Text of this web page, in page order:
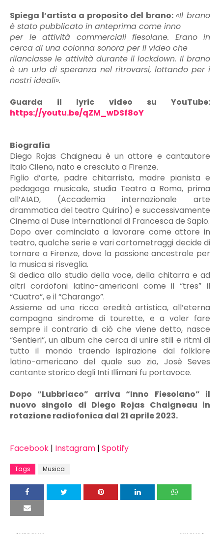
Spiega l’artista a proposito del brano: «Il brano
è stato pubblicato in anteprima come inno
per le attività commerciali fiesolane. Erano in
cerca di una colonna sonora per il video che
rilanciasse le attività durante il lockdown. Il brano
è un urlo di speranza nel ritrovarsi, lottando per i
nostri ideali».
Guarda il lyric video su YouTube:
https://youtu.be/qZM_wDSf8oY
Biografia
Diego Rojas Chaigneau è un attore e cantautore
Italo Cileno, nato e cresciuto a Firenze.
Figlio d’arte, padre chitarrista, madre pianista e
pedagoga musicale, studia Teatro a Roma, prima
all’AIAD, (Accademia internazionale arte
drammatica del teatro Quirino) e successivamente
Cinema al Duse International di Francesca de Sapio.
Dopo aver cominciato a lavorare come attore in
teatro, qualche serie e vari cortometraggi decide di
tornare a Firenze, dove la passione ancestrale per
la musica si risveglia.
Si dedica allo studio della voce, della chitarra e ad
altri cordofoni latino-americani come il “tres” il
“Cuatro”, e il “Charango”.
Assieme ad una ricca eredità artistica, all’eterna
compagna sindrome di tourette, e a voler fare
sempre il contrario di ciò che viene detto, nasce
“Sentieri”, un album che cerca di unire stili e ritmi di
tutto il mondo traendo ispirazione dal folklore
latino-americano del quale suo zio, Josè Seves
cantante storico degli Inti Illimani fu portavoce.
Dopo “Lubbriaco” arriva “Inno Fiesolano” il
nuovo singolo di Diego Rojas Chaigneau in
rotazione radiofonica dal 21 aprile 2023.
Facebook | Instagram | Spotify
Tags Musica